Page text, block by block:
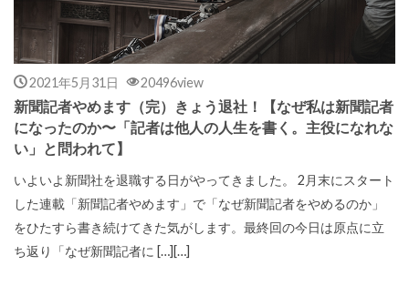
2021年5月31日 20496view
新聞記者やめます（完）きょう退社！【なぜ私は新聞記者
になったのか〜「記者は他人の人生を書く。主役になれな
い」と問われて】
いよいよ新聞社を退職する日がやってきました。 2月末にスタート
した連載「新聞記者やめます」で「なぜ新聞記者をやめるのか」
をひたすら書き続けてきた気がします。最終回の今日は原点に立
ち返り「なぜ新聞記者に […][…]